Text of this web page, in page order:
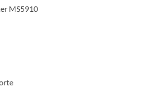
MS5910